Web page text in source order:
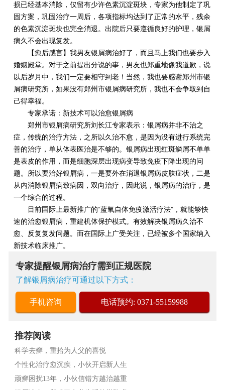
损已经基本消除，仅留有少许色素沉淀斑块，专家为他制定了巩
固方案，巩固治疗一周后，各项指标均达到了正常的水平，残余
的色素沉淀斑块也完全消退。出院后只要遵循良好的护理，银屑
病久不会出现复发。
【愈后感言】我男友银屑病治好了，而且马上我们也要步入
婚姻殿堂。对于之前提出分说的事，男友也郑重地像我道歉，说
以后岁月中，我们一定要相守到老！当然，我也要感谢郑州市银
屑病研究所，如果没有郑州市银屑病研究所，我也不会争取到自
己得幸福。
专家承诺：新技术可以治愈银屑病
郑州市银屑病研究所刘长江专家表示：银屑病并非不治之
症，传统的治疗方法，之所以久治不愈，是因为没有进行系统完
善的治疗，单从体表医治是不够的。银屑病出现红斑鳞屑不单单
是表皮的作用，而是细胞深层出现病变导致免疫下降出现的问
题。所以要治好银屑病，一是要外在消退银屑病皮肤症状，二是
从内消除银屑病致病因，双向治疗，因此说，银屑病的治疗，是
一个综合的过程。
目前国际上最新推广的“蓝氧自体免疫激活疗法”，就能够快
速的治愈银屑病，重建机体保护模式。有效解决银屑病久治不
愈、反复复发问题。而在国际上广受关注，已经被多个国家纳入
新技术临床推广。
专家提醒银屑病治疗需到正规医院
了解银屑病治疗可通过以下方式：
手机咨询 电话预约: 0371-55159988
推荐阅读
科学去癣，重拾为人父的喜悦
个性化治疗愈沉疾，小伙开启新人生
顽癣困扰13年，小伙信错方越治越重